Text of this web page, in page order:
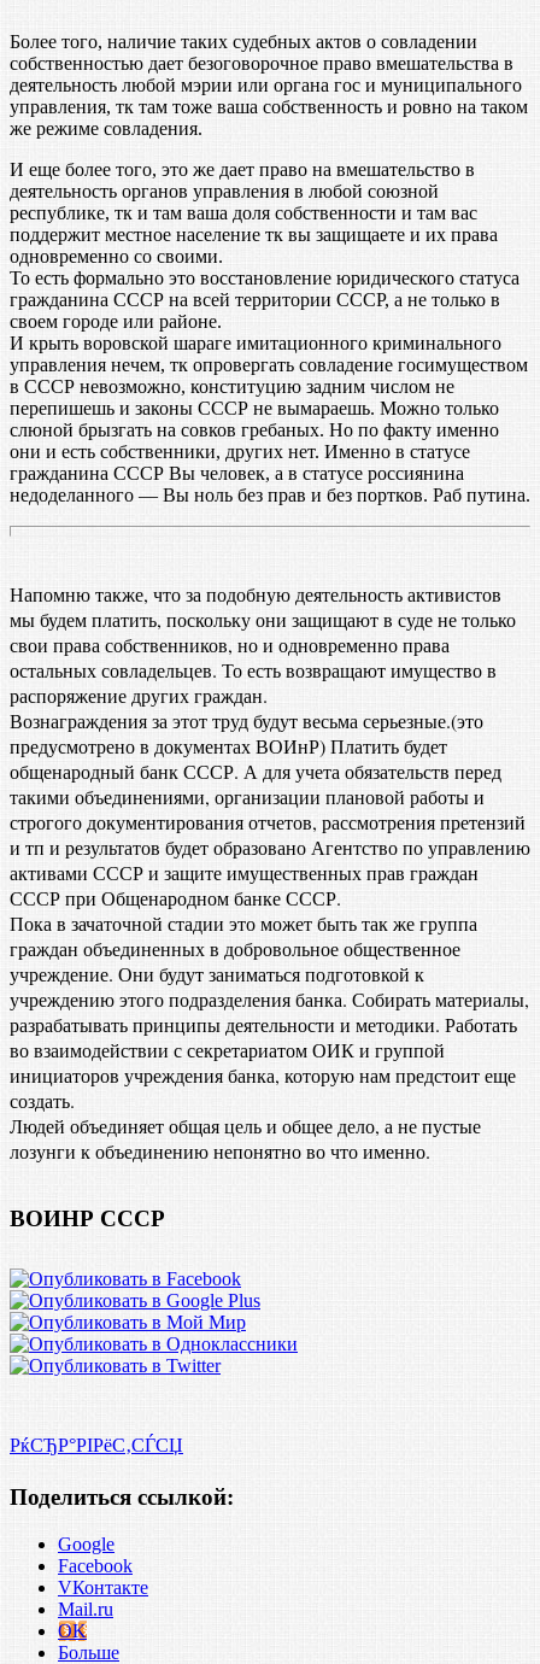
Более того, наличие таких судебных актов о совладении
собственностью дает безоговорочное право вмешательства в
деятельность любой мэрии или органа гос и муниципального
управления, тк там тоже ваша собственность и ровно на таком
же режиме совладения.
И еще более того, это же дает право на вмешательство в
деятельность органов управления в любой союзной
республике, тк и там ваша доля собственности и там вас
поддержит местное население тк вы защищаете и их права
одновременно со своими.
То есть формально это восстановление юридического статуса
гражданина СССР на всей территории СССР, а не только в
своем городе или районе.
И крыть воровской шараге имитационного криминального
управления нечем, тк опровергать совладение госимуществом
в СССР невозможно, конституцию задним числом не
перепишешь и законы СССР не вымараешь. Можно только
слюной брызгать на совков гребаных. Но по факту именно
они и есть собственники, других нет. Именно в статусе
гражданина СССР Вы человек, а в статусе россиянина
недоделанного — Вы ноль без прав и без портков. Раб путина.
Напомню также, что за подобную деятельность активистов
мы будем платить, поскольку они защищают в суде не только
свои права собственников, но и одновременно права
остальных совладельцев. То есть возвращают имущество в
распоряжение других граждан.
Вознаграждения за этот труд будут весьма серьезные.(это
предусмотрено в документах ВОИнР) Платить будет
общенародный банк СССР. А для учета обязательств перед
такими объединениями, организации плановой работы и
строгого документирования отчетов, рассмотрения претензий
и тп и результатов будет образовано Агентство по управлению
активами СССР и защите имущественных прав граждан
СССР при Общенародном банке СССР.
Пока в зачаточной стадии это может быть так же группа
граждан объединенных в добровольное общественное
учреждение. Они будут заниматься подготовкой к
учреждению этого подразделения банка. Собирать материалы,
разрабатывать принципы деятельности и методики. Работать
во взаимодействии с секретариатом ОИК и группой
инициаторов учреждения банка, которую нам предстоит еще
создать.
Людей объединяет общая цель и общее дело, а не пустые
лозунги к объединению непонятно во что именно.
ВОИНР СССР
РќСЂР°РІРёС‚СЃСЏ
Поделиться ссылкой:
Google
Facebook
VКонтакте
Mail.ru
OK
Больше